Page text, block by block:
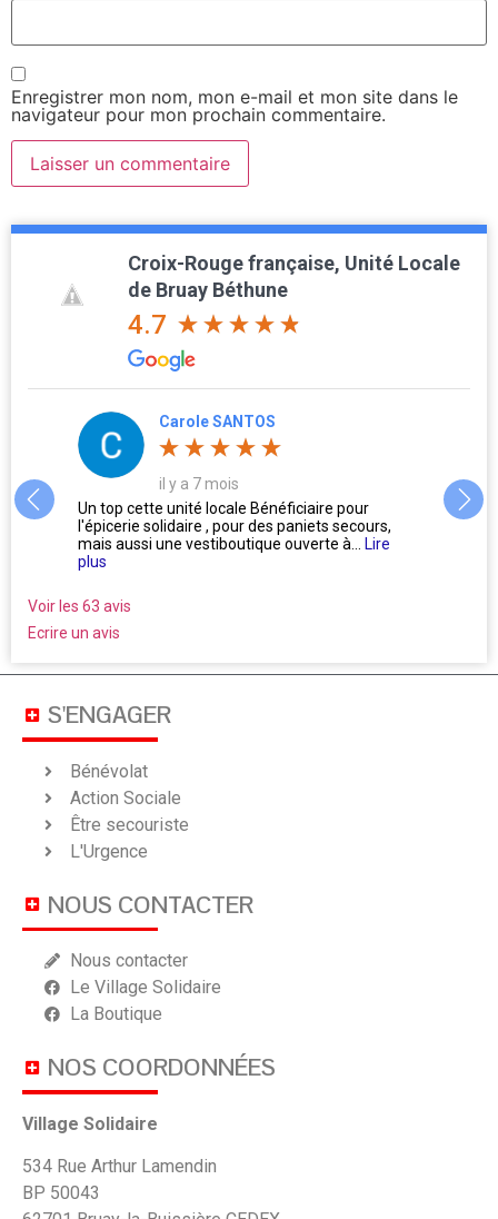
Enregistrer mon nom, mon e-mail et mon site dans le
navigateur pour mon prochain commentaire.
Croix-Rouge française, Unité Locale
de Bruay Béthune
4.7
Carole SANTOS
il y a 7 mois
Un top cette unité locale Bénéficiaire pour
l'épicerie solidaire , pour des paniets secours,
mais aussi une vestiboutique ouverte à...
Lire
plus
Voir les 63 avis
Ecrire un avis
S'ENGAGER
Bénévolat
Action Sociale
Être secouriste
L'Urgence
NOUS CONTACTER
Nous contacter
Le Village Solidaire
La Boutique
NOS COORDONNÉES
Village Solidaire
534 Rue Arthur Lamendin
BP 50043